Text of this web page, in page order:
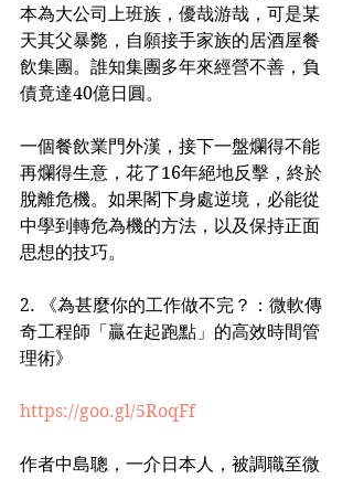
本為大公司上班族，優哉游哉，可是某
天其父暴斃，自願接手家族的居酒屋餐
飲集團。誰知集團多年來經營不善，負
債竟達40億日圓。
一個餐飲業門外漢，接下一盤爛得不能
再爛得生意，花了16年絕地反擊，終於
脫離危機。如果閣下身處逆境，必能從
中學到轉危為機的方法，以及保持正面
思想的技巧。
2. 《為甚麼你的工作做不完？：微軟傳
奇工程師「贏在起跑點」的高效時間管
理術》
https://goo.gl/5RoqFf
作者中島聰，一介日本人，被調職至微